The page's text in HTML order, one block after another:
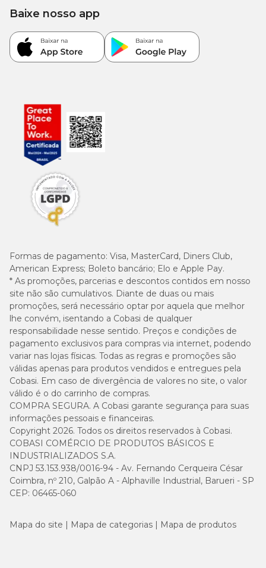
Formas de pagamento: Visa, MasterCard, Diners Club,
American Express; Boleto bancário; Elo e Apple Pay.
* As promoções, parcerias e descontos contidos em nosso
site não são cumulativos. Diante de duas ou mais
promoções, será necessário optar por aquela que melhor
lhe convém, isentando a Cobasi de qualquer
responsabilidade nesse sentido. Preços e condições de
pagamento exclusivos para compras via internet, podendo
variar nas lojas físicas. Todas as regras e promoções são
válidas apenas para produtos vendidos e entregues pela
Cobasi. Em caso de divergência de valores no site, o valor
válido é o do carrinho de compras.
COMPRA SEGURA. A Cobasi garante segurança para suas
informações pessoais e financeiras.
Copyright 2026. Todos os direitos reservados à Cobasi.
COBASI COMÉRCIO DE PRODUTOS BÁSICOS E
INDUSTRIALIZADOS S.A.
CNPJ 53.153.938/0016-94 - Av. Fernando Cerqueira César
Coimbra, nº 210, Galpão A - Alphaville Industrial, Barueri - SP
CEP: 06465-060
Baixe nosso app
Mapa do site Mapa de categorias Mapa de produtos